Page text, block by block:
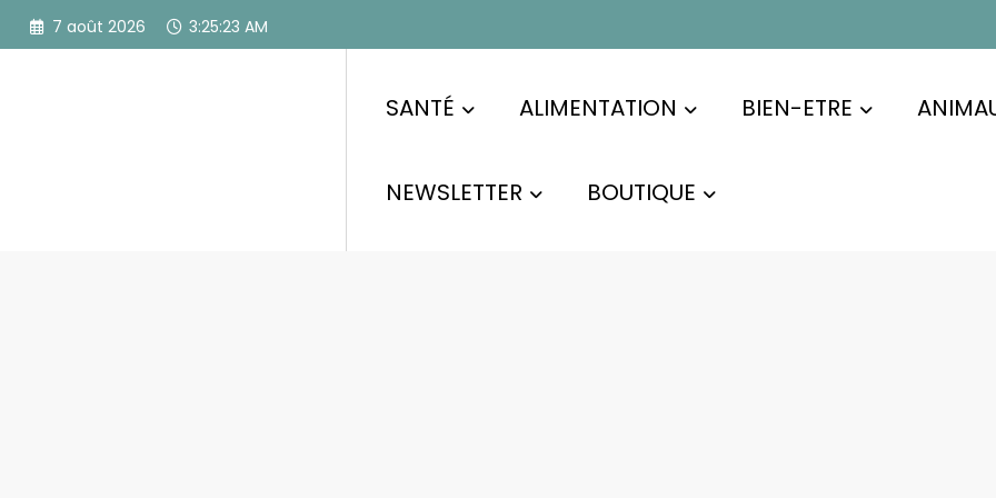
Aller
7 août 2026 3:25:24 AM
SANTÉ ALIMENTATION BIEN-ETRE
NEWSLETTER BOUTIQUE